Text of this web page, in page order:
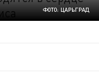
ФОТО: ЦАРЬГРАД